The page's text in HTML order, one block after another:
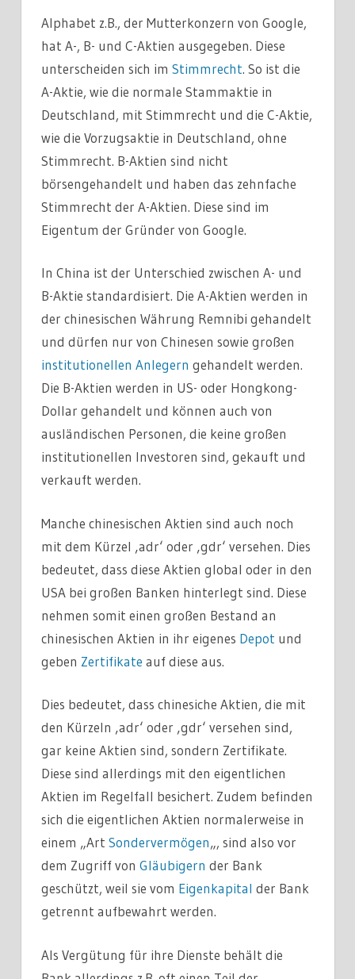
Alphabet z.B., der Mutterkonzern von Google,
hat A-, B- und C-Aktien ausgegeben. Diese
unterscheiden sich im Stimmrecht. So ist die
A-Aktie, wie die normale Stammaktie in
Deutschland, mit Stimmrecht und die C-Aktie,
wie die Vorzugsaktie in Deutschland, ohne
Stimmrecht. B-Aktien sind nicht
börsengehandelt und haben das zehnfache
Stimmrecht der A-Aktien. Diese sind im
Eigentum der Gründer von Google.
In China ist der Unterschied zwischen A- und
B-Aktie standardisiert. Die A-Aktien werden in
der chinesischen Währung Remnibi gehandelt
und dürfen nur von Chinesen sowie großen
institutionellen Anlegern gehandelt werden.
Die B-Aktien werden in US- oder Hongkong-
Dollar gehandelt und können auch von
ausländischen Personen, die keine großen
institutionellen Investoren sind, gekauft und
verkauft werden.
Manche chinesischen Aktien sind auch noch
mit dem Kürzel ‚adr‘ oder ‚gdr‘ versehen. Dies
bedeutet, dass diese Aktien global oder in den
USA bei großen Banken hinterlegt sind. Diese
nehmen somit einen großen Bestand an
chinesischen Aktien in ihr eigenes Depot und
geben Zertifikate auf diese aus.
Dies bedeutet, dass chinesiche Aktien, die mit
den Kürzeln ‚adr‘ oder ‚gdr‘ versehen sind,
gar keine Aktien sind, sondern Zertifikate.
Diese sind allerdings mit den eigentlichen
Aktien im Regelfall besichert. Zudem befinden
sich die eigentlichen Aktien normalerweise in
einem „Art Sondervermögen„, sind also vor
dem Zugriff von Gläubigern der Bank
geschützt, weil sie vom Eigenkapital der Bank
getrennt aufbewahrt werden.
Als Vergütung für ihre Dienste behält die